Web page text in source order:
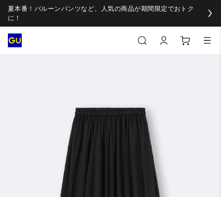
夏本番！バルーンパンツなど、人気の商品が期間限定でおトク
に！